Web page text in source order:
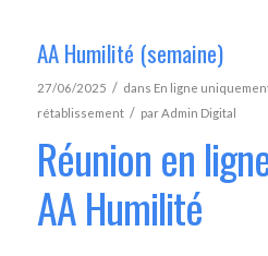
AA Humilité (semaine)
27/06/2025 / dans En ligne
rétablissement / parAdmin Digital
Réunion en
AA Humilité